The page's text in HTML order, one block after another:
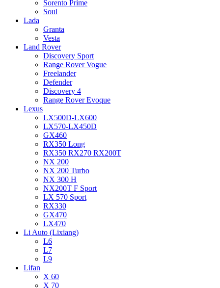
Sorento Prime
Soul
Lada
Granta
Vesta
Land Rover
Discovery Sport
Range Rover Vogue
Freelander
Defender
Discovery 4
Range Rover Evoque
Lexus
LX500D-LX600
LX570-LX450D
GX460
RX350 Long
RX350 RX270 RX200T
NX 200
NX 200 Turbo
NX 300 H
NX200T F Sport
LX 570 Sport
RX330
GX470
LX470
Li Auto (Lixiang)
L6
L7
L9
Lifan
X 60
X 70